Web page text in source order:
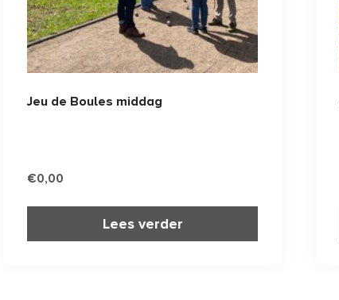
Jeu de Boules middag
€0,00
Lees verder